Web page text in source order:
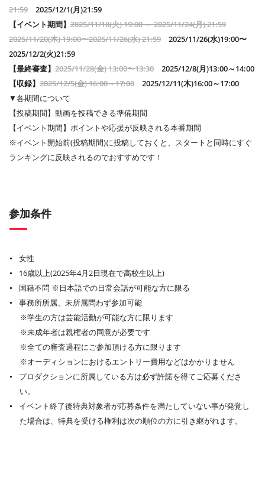
21:59 2025/12/1(月)21:59
【イベント期間】 2025/11/18(火) 19:00 ～ 2025/11/24(月) 21:59
2025/11/20(木) 19:00〜2025/11/26(水) 21:59 2025/11/26(水)19:00〜
2025/12/2(火)21:59
【最終審査】 2025/11/28(金) 13:00〜13:30 2025/12/8(月)13:00～14:00
【収録】 2025/12/5(金) 16:00～17:00 2025/12/11(木)16:00～17:00
▼各期間について
【投稿期間】動画を投稿できる準備期間
【イベント期間】ポイントや応援が反映される本番期間
※イベント開始前(投稿期間)に投稿しておくと、スタートと同時にすぐ
ランキングに反映されるのでおすすめです！
参加条件
女性
16歳以上(2025年4⽉2⽇現在で⾼校⽣以上)
国籍不問 ※⽇本語での⽇常会話が可能な⽅に限る
事務所所属、未所属問わず参加可能
※学⽣の⽅は芸能活動が可能な⽅に限ります
※未成年者は親権者の同意が必要です
※全ての審査過程にご参加頂ける⽅に限ります
※オーディションにおけるエントリー費⽤などはかかりません
プロダクションに所属している方は必ず許諾を得てご応募くださ
い。
イベント終了後特典対象者が応募条件を満たしていない事が発覚し
た場合は、特典を受ける権利は次の順位の方に引き継がれます。